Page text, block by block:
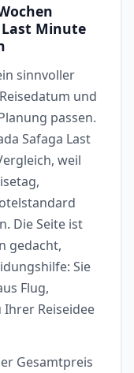
Minute
sinnvoller
und
passen.
Safaga Last
weil
Die Seite ist
gedacht,
Sie
Flug,
Reiseidee
Gesamtpreis